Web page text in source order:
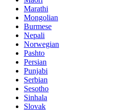
Marathi
Mongolian
Burmese
Nepali
Norwegian
Pashto
Persian
Punjabi
Serbian
Sesotho
Sinhala
Slovak